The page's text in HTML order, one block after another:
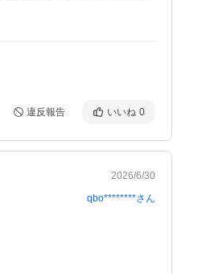
違反報告 いいね 0
2026/6/30
qbo********さん